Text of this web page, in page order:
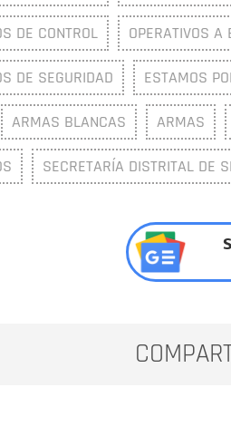
DE CONTROL OPERATIVOS A
DE SEGURIDAD ESTAMOS
ARMAS BLANCAS ARMAS
SECRETARÍA DISTRITAL DE